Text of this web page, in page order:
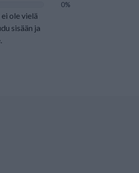
0%
ole vielä
sisään ja